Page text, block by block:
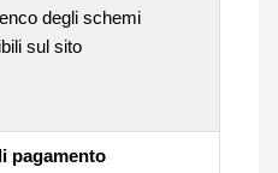
degli schemi
sul sito
pagamento